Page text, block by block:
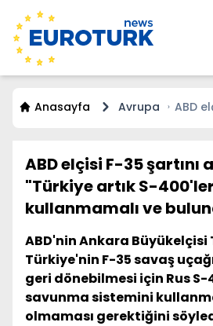
Anasayfa Avrupa
ABD
ABD elçisi F-35 şartını
"Türkiye artık S-
kullanmamalı ve
ABD'nin Ankara Büyükelçisi
Türkiye'nin F-35 savaş
geri dönebilmesi için Rus
savunma sistemini
olmaması gerektiğini